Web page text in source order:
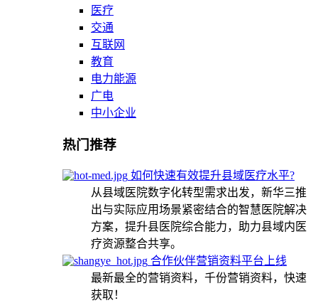
医疗
交通
互联网
教育
电力能源
广电
中小企业
热门推荐
如何快速有效提升县域医疗水平?
从县域医院数字化转型需求出发，新华三推
出与实际应用场景紧密结合的智慧医院解决
方案，提升县医院综合能力，助力县域内医
疗资源整合共享。
合作伙伴营销资料平台上线
最新最全的营销资料，千份营销资料，快速
获取！